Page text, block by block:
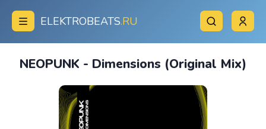
ELEKTROBEATS.RU
NEOPUNK - Dimensions (Original Mix)